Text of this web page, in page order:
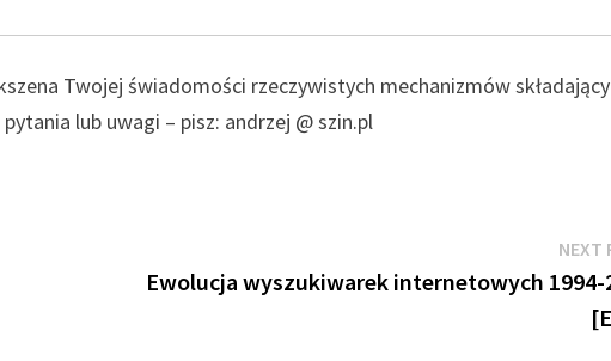
Twojej świadomości rzeczywistych mechanizmów
lub uwagi – pisz: andrzej @ szin.pl
NEXT
Ewolucja wyszukiwarek internetowych 1994-